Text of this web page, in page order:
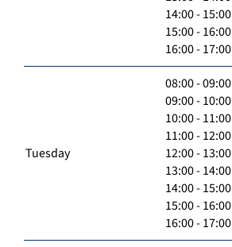
14:00 - 15:00
15:00 - 16:00
16:00 - 17:00
Tuesday
08:00 - 09:00
09:00 - 10:00
10:00 - 11:00
11:00 - 12:00
12:00 - 13:00
13:00 - 14:00
14:00 - 15:00
15:00 - 16:00
16:00 - 17:00